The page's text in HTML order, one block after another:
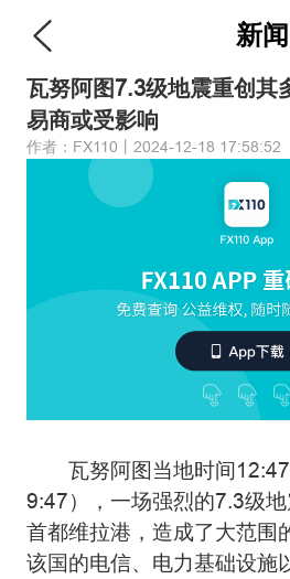
新闻
瓦努阿图7.3级地震重创其
易商或受影响
作者：FX110丨2024-12-18 17:58:52
瓦努阿图当地时间
9:47），一场强烈的7.3级
首都维拉港，造成了大范围
该国的电信、电力基础设施